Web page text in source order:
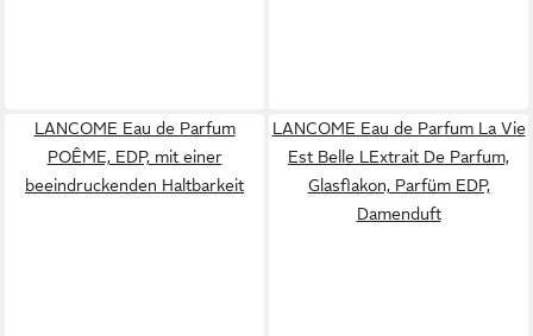
LANCOME Eau de Parfum
POÊME, EDP, mit einer
beeindruckenden Haltbarkeit
LANCOME Eau de Parfum La Vie
Est Belle LExtrait De Parfum,
Glasflakon, Parfüm EDP,
Damenduft